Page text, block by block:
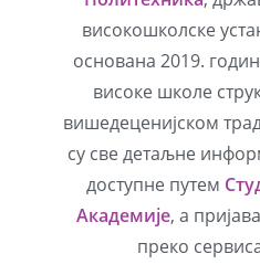
високошколске
основана 2019.
високе школе
вишедеценијском
су све детаљне
доступне путем
Академије, а
преко